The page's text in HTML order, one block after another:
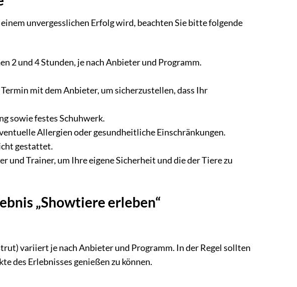
unvergesslichen Erfolg wird, beachten Sie bitte folgende
2 und 4 Stunden, je nach Anbieter und Programm.
mit dem Anbieter, um sicherzustellen, dass Ihr
sowie festes Schuhwerk.
Allergien oder gesundheitliche Einschränkungen.
gestattet.
und Trainer, um Ihre eigene Sicherheit und die der Tiere zu
„Showtiere erleben“
variiert je nach Anbieter und Programm. In der Regel sollten
des Erlebnisses genießen zu können.